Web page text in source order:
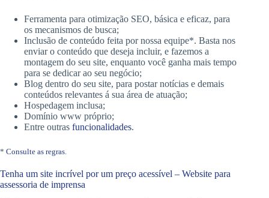
Ferramenta para otimização SEO, básica e eficaz, para
os mecanismos de busca;
Inclusão de conteúdo feita por nossa equipe*. Basta nos
enviar o conteúdo que deseja incluir, e fazemos a
montagem do seu site, enquanto você ganha mais tempo
para se dedicar ao seu negócio;
Blog dentro do seu site, para postar notícias e demais
conteúdos relevantes á sua área de atuação;
Hospedagem inclusa;
Domínio www próprio;
Entre outras funcionalidades.
* Consulte as regras.
Tenha um site incrível por um preço acessível – Website para
assessoria de imprensa